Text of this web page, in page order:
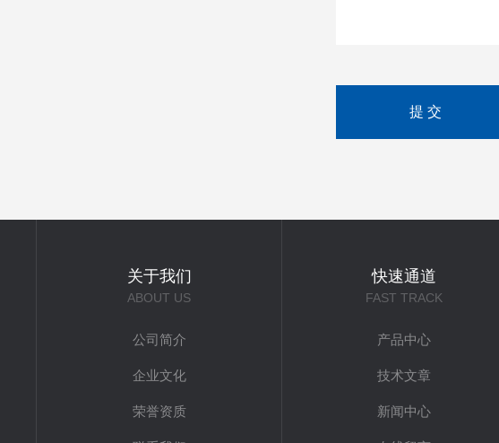
关于我们
ABOUT US
公司简介
企业文化
荣誉资质
快速通道
FAST TRACK
产品中心
技术文章
新闻中心